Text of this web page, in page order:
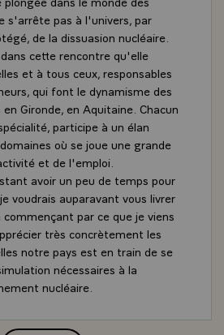
s'arrête pas à l'univers, par
de la dissuasion nucléaire.
cette rencontre qu'elle
et à tous ceux, responsables
qui font le dynamisme des
Gironde, en Aquitaine. Chacun
participe à un élan
où se joue une grande
et de l'emploi.
avoir un peu de temps pour
voudrais auparavant vous livrer
commençant par ce que je viens
très concrètement les
notre pays est en train de se
nécessaires à la
nucléaire.